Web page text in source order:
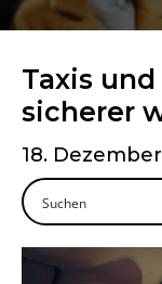
Taxis
sicherer
18.